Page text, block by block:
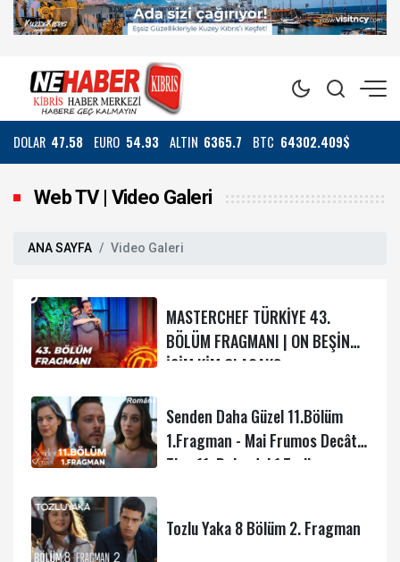
DOLAR 47.58 EURO 54.93 ALTIN 6365.7 BTC 64302.409$
Web TV | Video Galeri
ANA SAYFA Video Galeri
MASTERCHEF TÜRKİYE 43.
BÖLÜM FRAGMANI | ON BEŞİNCİ
İSİM KİM OLACAK?
Senden Daha Güzel 11.Bölüm
1.Fragman - Mai Frumos Decât
Tine 11. Rpisodul 1.Trailer
Tozlu Yaka 8 Bölüm 2. Fragman